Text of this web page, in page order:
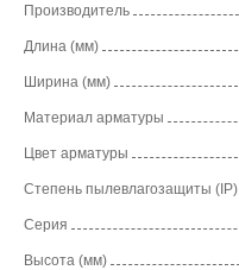
Производитель
Длина (мм)
Ширина (мм)
Материал арматуры
Цвет арматуры
Степень пылевлагозащиты (IP)
Серия
Высота (мм)